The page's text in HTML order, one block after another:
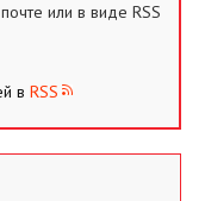
или в виде RSS
в RSS